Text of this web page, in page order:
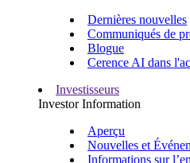
Dernières nouvelles
Communiqués de
Blogue
Cerence AI dans
Investisseurs
Investor Information
Aperçu
Nouvelles et
Informations sur